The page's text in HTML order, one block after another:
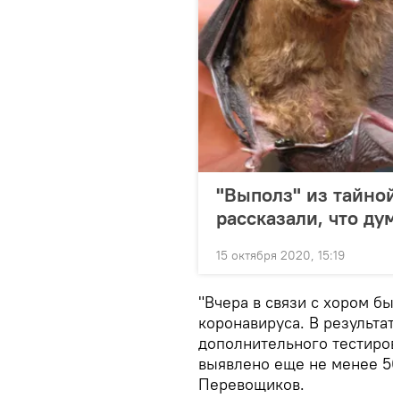
"Выполз" из
рассказали, что
15 октября 2020, 15:19
"Вчера в связи с хором
коронавируса. В
дополнительного
выявлено еще не менее
Перевощиков.